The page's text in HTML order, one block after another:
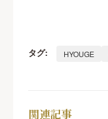
タグ: HYOUGE
関連記事